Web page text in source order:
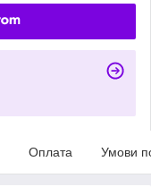
Оплата Умови